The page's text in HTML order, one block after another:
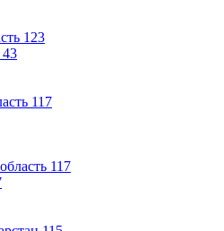
123
43
117
117